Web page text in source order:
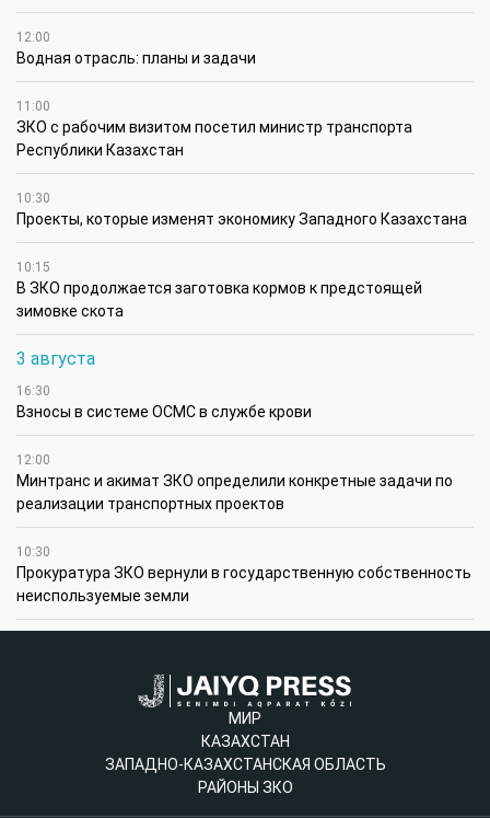
12:00
Водная отрасль: планы и задачи
11:00
ЗКО с рабочим визитом посетил министр транспорта
Республики Казахстан
10:30
Проекты, которые изменят экономику Западного Казахстана
10:15
В ЗКО продолжается заготовка кормов к предстоящей
зимовке скота
3 августа
16:30
Взносы в системе ОСМС в службе крови
12:00
Минтранс и акимат ЗКО определили конкретные задачи по
реализации транспортных проектов
10:30
Прокуратура ЗКО вернули в государственную собственность
неиспользуемые земли
МИР
КАЗАХСТАН
ЗАПАДНО-КАЗАХСТАНСКАЯ ОБЛАСТЬ
РАЙОНЫ ЗКО